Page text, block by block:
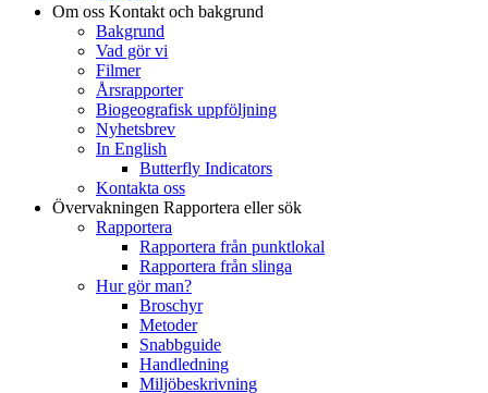
Om oss Kontakt och bakgrund
Bakgrund
Vad gör vi
Filmer
Årsrapporter
Biogeografisk uppföljning
Nyhetsbrev
In English
Butterfly Indicators
Kontakta oss
Övervakningen Rapportera eller sök
Rapportera
Rapportera från punktlokal
Rapportera från slinga
Hur gör man?
Broschyr
Metoder
Snabbguide
Handledning
Miljöbeskrivning